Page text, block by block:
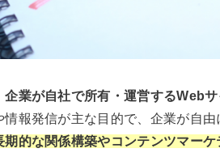
企業が自社で所有・運営するWeb
報発信が主な目的で、企業が自
期的な関係構築やコンテンツマー